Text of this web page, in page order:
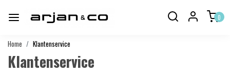
0
Home Klantenservice
Klantenservice